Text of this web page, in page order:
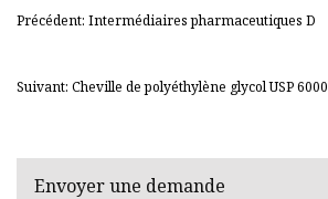
Précédent: Intermédiaires pharmaceutiques D
Suivant: Cheville de polyéthylène glycol USP 6000
Envoyer une demande